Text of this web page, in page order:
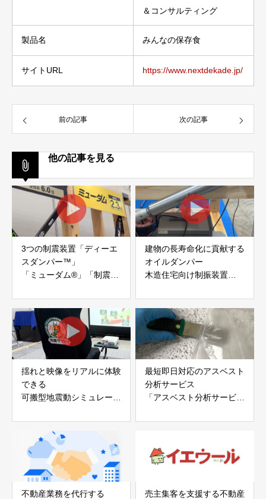
＆コンサルティング
製品名 みんなの保存食
サイトURL https://www.nextdekade.jp/
前の記事 次の記事
他の記事を見る
3つの制震装置「ディーエ
スダンパー™」
「ミューダム®」「制震テ
アイディールブレーン株式
会社
建物の長寿命化に貢献する
オイルダンパー
木造住宅向け制振装置
株式会社evoltz
揺れと映像をリアルに体験
できる
可搬型地震動シミュレータ
白山工業株式会社
最短即日対応のアスベスト
分析サービス
「アスベスト分析サービ
不動産業務を代行する
売主集客を支援する不動産